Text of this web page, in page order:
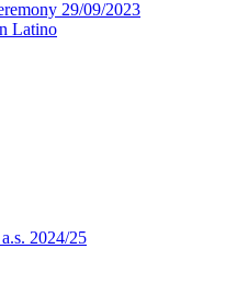
29/09/2023
Latino
2024/25